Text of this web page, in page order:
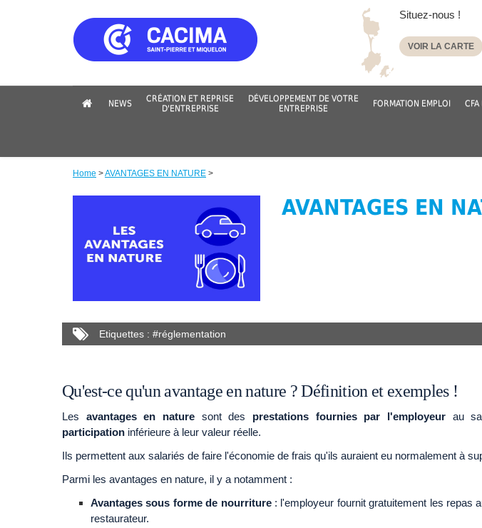
Situez-nous !
VOIR LA CARTE
NEWS
CRÉATION ET REPRISE
D'ENTREPRISE
DÉVELOPPEMENT DE VOTRE
ENTREPRISE
FORMATION EMPLOI CFA
Breadcrumb
Home >AVANTAGES EN NATURE >
AVANTAGES EN
Etiquettes : #réglementation
Qu'est-ce qu'un avantage en nature ? Définition et exemples !
Les avantages en nature sont des prestations fournies par l'employeur au
participation inférieure à leur valeur réelle.
Ils permettent aux salariés de faire l'économie de frais qu'ils auraient eu normalement à
Parmi les avantages en nature, il y a notamment :
Avantages sous forme de nourriture : l'employeur fournit gratuitement les repas
restaurateur.